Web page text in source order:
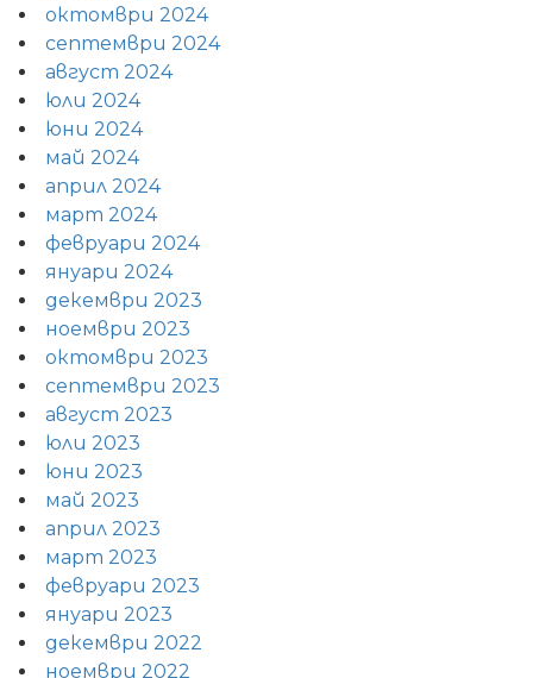
октомври 2024
септември 2024
август 2024
юли 2024
юни 2024
май 2024
април 2024
март 2024
февруари 2024
януари 2024
декември 2023
ноември 2023
октомври 2023
септември 2023
август 2023
юли 2023
юни 2023
май 2023
април 2023
март 2023
февруари 2023
януари 2023
декември 2022
ноември 2022